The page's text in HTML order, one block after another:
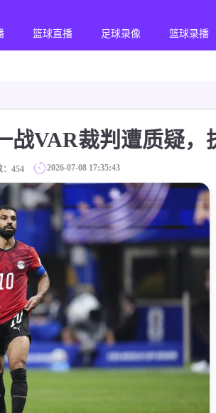
篮球直播 足球录像 篮球录播
454 2026-07-08 17:35:43